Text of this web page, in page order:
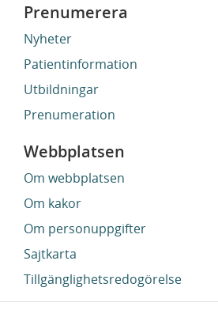
Prenumerera
Nyheter
Patientinformation
Utbildningar
Prenumeration
Webbplatsen
Om webbplatsen
Om kakor
Om personuppgifter
Sajtkarta
Tillgänglighetsredogörelse